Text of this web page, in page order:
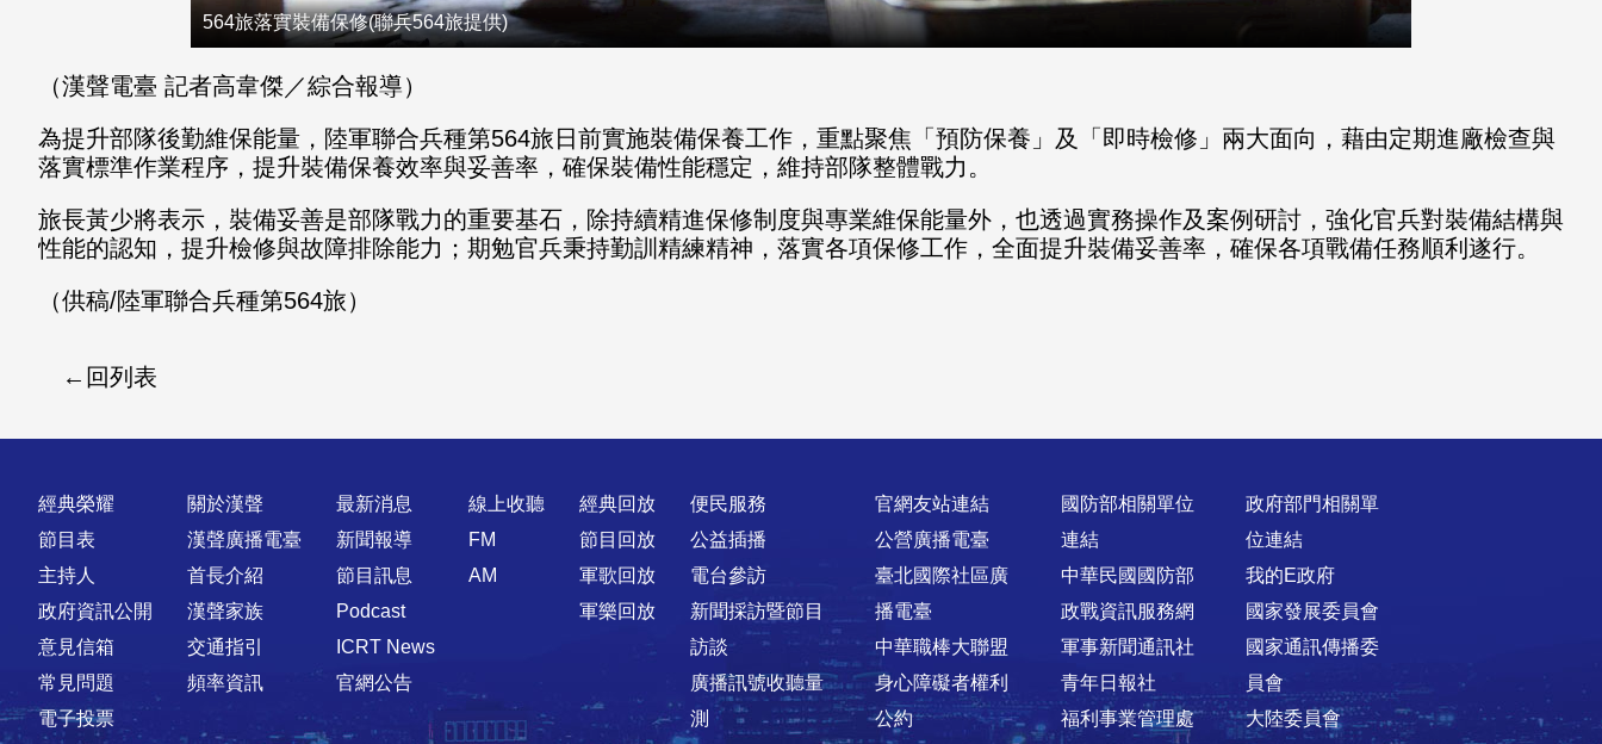
564旅落實裝備保修(聯兵564旅提供)
（漢聲電臺 記者高韋傑／綜合報導）
為提升部隊後勤維保能量，陸軍聯合兵種第564旅日前實施裝備保養工作，重點聚焦「預防保養」及「即時檢修」兩大面向，藉由定期進廠檢查與
落實標準作業程序，提升裝備保養效率與妥善率，確保裝備性能穩定，維持部隊整體戰力。
旅長黃少將表示，裝備妥善是部隊戰力的重要基石，除持續精進保修制度與專業維保能量外，也透過實務操作及案例研討，強化官兵對裝備結構與
性能的認知，提升檢修與故障排除能力；期勉官兵秉持勤訓精練精神，落實各項保修工作，全面提升裝備妥善率，確保各項戰備任務順利遂行。
（供稿/陸軍聯合兵種第564旅）
回列表
快速連結
經典榮耀
節目表
主持人
政府資訊公開
意見信箱
常見問題
電子投票
關於漢聲
漢聲廣播電臺
首長介紹
漢聲家族
交通指引
頻率資訊
最新消息
新聞報導
節目訊息
Podcast
ICRT News
官網公告
線上收聽
FM
AM
經典回放
節目回放
軍歌回放
軍樂回放
便民服務
公益插播
電台參訪
新聞採訪暨節目
訪談
廣播訊號收聽量
測
官網友站連結
公營廣播電臺
臺北國際社區廣
播電臺
中華職棒大聯盟
身心障礙者權利
公約
國防部相關單位
連結
中華民國國防部
政戰資訊服務網
軍事新聞通訊社
青年日報社
福利事業管理處
政府部門相關單
位連結
我的E政府
國家發展委員會
國家通訊傳播委
員會
大陸委員會